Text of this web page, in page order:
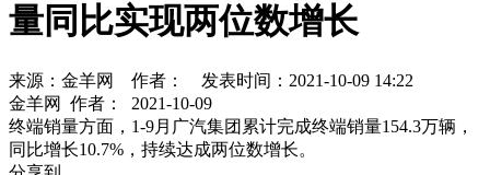
量同比实现两位数增长
来源：金羊网 作者：
发表时间：2021-10-09 14:22
金羊网
作者：
2021-10-09
终端销量方面，1-9月广汽集团累计完成终端销量154.3万辆，
同比增长10.7%，持续达成两位数增长。